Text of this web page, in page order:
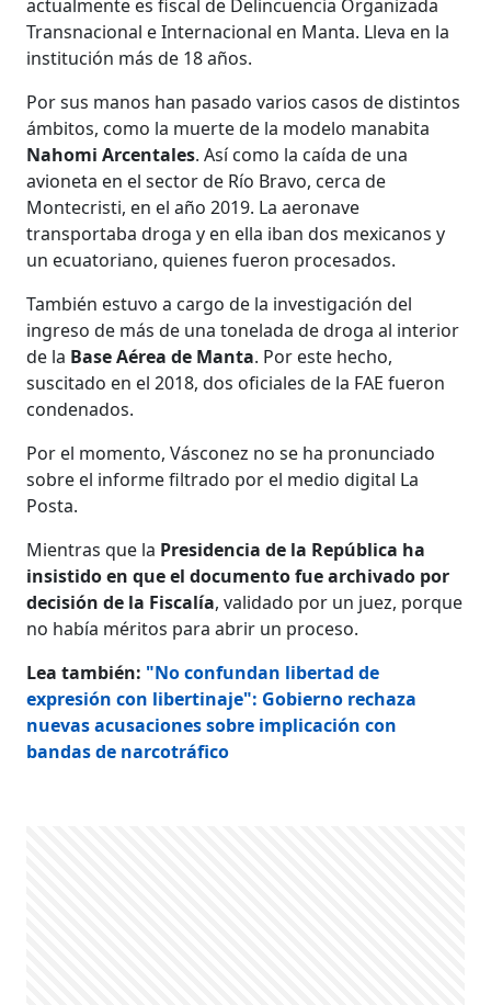
actualmente es fiscal de Delincuencia Organizada
Transnacional e Internacional en Manta. Lleva en la
institución más de 18 años.
Por sus manos han pasado varios casos de distintos
ámbitos, como la muerte de la modelo manabita
Nahomi Arcentales. Así como la caída de una
avioneta en el sector de Río Bravo, cerca de
Montecristi, en el año 2019. La aeronave
transportaba droga y en ella iban dos mexicanos y
un ecuatoriano, quienes fueron procesados.
También estuvo a cargo de la investigación del
ingreso de más de una tonelada de droga al interior
de la Base Aérea de Manta. Por este hecho,
suscitado en el 2018, dos oficiales de la FAE fueron
condenados.
Por el momento, Vásconez no se ha pronunciado
sobre el informe filtrado por el medio digital La
Posta.
Mientras que la Presidencia de la República ha
insistido en que el documento fue archivado por
decisión de la Fiscalía, validado por un juez, porque
no había méritos para abrir un proceso.
Lea también: "No confundan libertad de
expresión con libertinaje": Gobierno rechaza
nuevas acusaciones sobre implicación con
bandas de narcotráfico